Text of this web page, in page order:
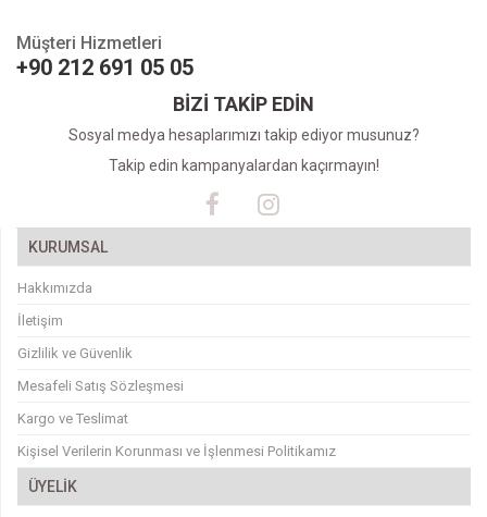
Müşteri Hizmetleri
+90 212 691 05 05
BİZİ TAKİP EDİN
Sosyal medya hesaplarımızı takip ediyor musunuz?
Takip edin kampanyalardan kaçırmayın!
KURUMSAL
Hakkımızda
İletişim
Gizlilik ve Güvenlik
Mesafeli Satış Sözleşmesi
Kargo ve Teslimat
Kişisel Verilerin Korunması ve İşlenmesi Politikamız
ÜYELİK